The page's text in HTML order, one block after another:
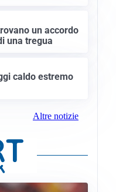
un accordo
una tregua
caldo estremo
Altre notizie